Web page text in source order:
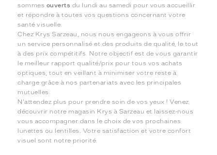
sommes ouverts du lundi au samedi pour vous accueillir
et répondre à toutes vos questions concernant votre
santé visuelle.
Chez Krys Sarzeau, nous nous engageons à vous offrir
un service personnalisé et des produits de qualité, le tout
à des prix compétitifs. Notre objectif est de vous garantir
le meilleur rapport qualité/prix pour tous vos achats
optiques, tout en veillant à minimiser votre reste à
charge grâce à nos partenariats avec les principales
mutuelles.
N'attendez plus pour prendre soin de vos yeux ! Venez
découvrir notre magasin Krys à Sarzeau et laissez-nous
vous accompagner dans le choix de vos prochaines
lunettes ou lentilles. Votre satisfaction et votre confort
visuel sont notre priorité.